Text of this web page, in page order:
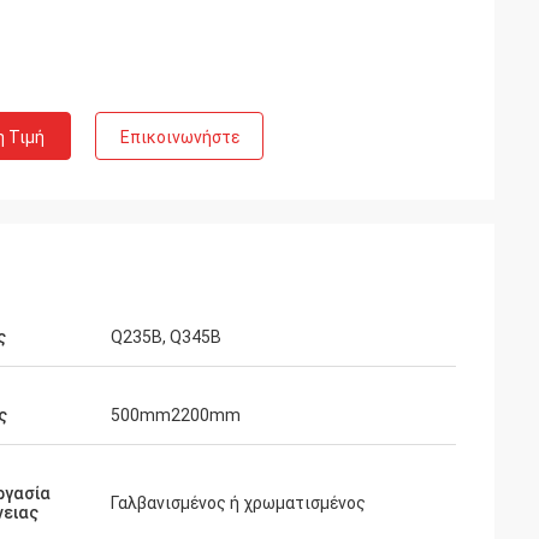
Τιμή Επικοινωνήστε
Q235B, Q345B
500mm2200mm
Γαλβανισμένος ή χρωματισμένος